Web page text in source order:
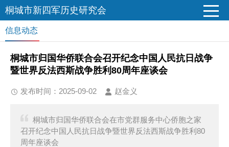
桐城市新四军历史研究会
信息动态
桐城市归国华侨联合会召开纪念中国人民抗日战争
暨世界反法西斯战争胜利80周年座谈会
发布时间：2025-09-02 赵金义
桐城市归国华侨联合会在市党群服务中心侨胞之家
召开纪念中国人民抗日战争暨世界反法西斯战争胜利80
周年座谈会